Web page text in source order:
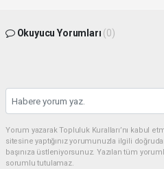
Okuyucu Yorumları (0)
Yorum yazarak Topluluk Kuralları’nı kabul
sitesine yaptığınız yorumunuzla ilgili
başınıza üstleniyorsunuz. Yazılan tüm
sorumlu tutulamaz.